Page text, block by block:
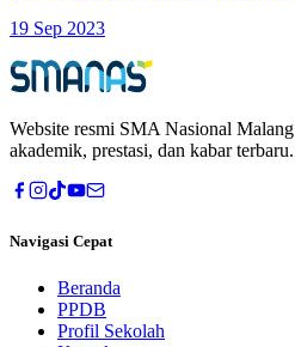
19 Sep 2023
Website resmi SMA Nasional Malang
akademik, prestasi, dan kabar terbaru.
Navigasi Cepat
Beranda
PPDB
Profil Sekolah